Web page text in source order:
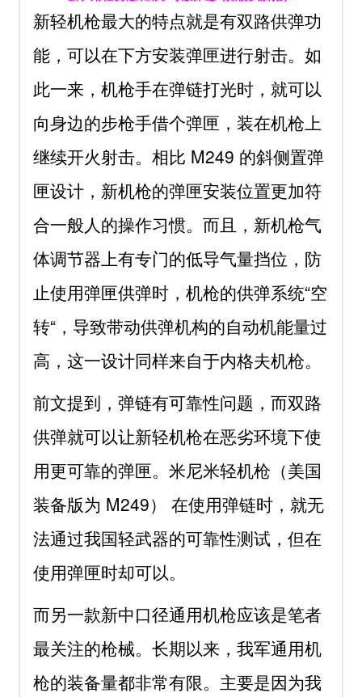
新轻机枪最大的特点就是有双路供弹功
能，可以在下方安装弹匣进行射击。如
此一来，机枪手在弹链打光时，就可以
向身边的步枪手借个弹匣，装在机枪上
继续开火射击。相比 M249 的斜侧置弹
匣设计，新机枪的弹匣安装位置更加符
合一般人的操作习惯。而且，新机枪气
体调节器上有专门的低导气量挡位，防
止使用弹匣供弹时，机枪的供弹系统“空
转“，导致带动供弹机构的自动机能量过
高，这一设计同样来自于内格夫机枪。
前文提到，弹链有可靠性问题，而双路
供弹就可以让新轻机枪在恶劣环境下使
用更可靠的弹匣。米尼米轻机枪（美国
装备版为 M249） 在使用弹链时，就无
法通过我国轻武器的可靠性测试，但在
使用弹匣时却可以。
而另一款新中口径通用机枪应该是笔者
最关注的枪械。长期以来，我军通用机
枪的装备量都非常有限。主要是因为我